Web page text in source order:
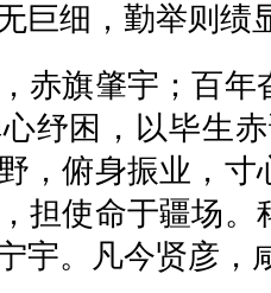
巨细，勤举则绩
旗肇宇；百年
纾困，以毕生
，俯身振业，
担使命于疆场
宇。凡今贤彦，